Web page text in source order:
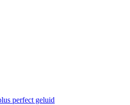
perfect geluid